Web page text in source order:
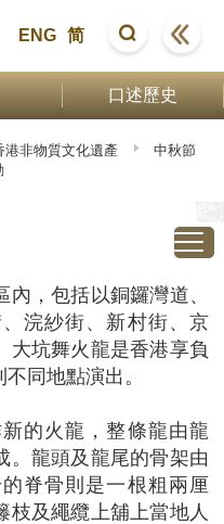
ENG 简
口述歷史
港非物質文化遺產
中秋節
，包括以銅鑼灣道、
浣紗街、新村街、京
大坑舞火龍是香港享負
同地點演出。
的火龍，整條龍由龍
。龍頭及龍尾的骨架由
脊骨則是一根粗兩厘
枝及繩纜上舖上當地人